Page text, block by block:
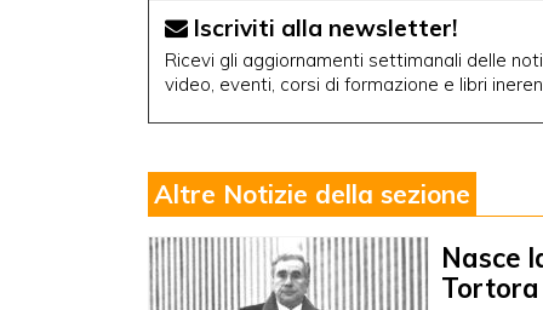
Iscriviti alla newsletter!
Ricevi gli aggiornamenti settimanali delle
video, eventi, corsi di formazione e libri
Altre Notizie della sezione
Nasce
Tortora